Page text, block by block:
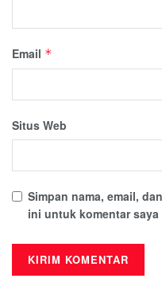
Email *
Situs Web
Simpan nama, email,
ini untuk komentar